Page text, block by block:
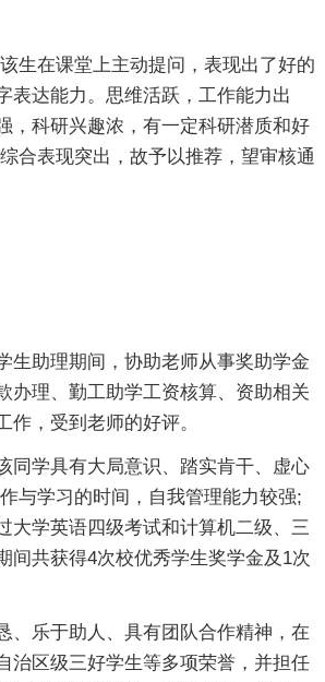
生在课堂上主动提问，表现出了好的
表达能力。思维活跃，工作能力出
，科研兴趣浓，有一定科研潜质和好
合表现突出，故予以推荐，望审核通
生助理期间，协助老师从事奖助学金
办理、勤工助学工资核算、资助相关
作，受到老师的好评。
同学具有大局意识、踏实肯干、虚心
与学习的时间，自我管理能力较强;
大学英语四级考试和计算机二级、三
间共获得4次校优秀学生奖学金及1次
、乐于助人、具有团队合作精神，在
治区级三好学生等多项荣誉，并担任